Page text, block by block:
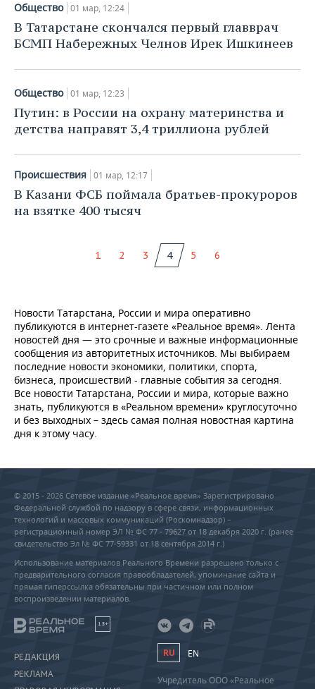
Общество 01 мар, 12:24
В Татарстане скончался первый главврач
БСМП Набережных Челнов Ирек Ишкинеев
Общество 01 мар, 12:23
Путин: в России на охрану материнства и
детства направят 3,4 триллиона рублей
Происшествия 01 мар, 12:17
В Казани ФСБ поймала братьев-прокуроров
на взятке 400 тысяч
1 2 3 4 5 6
Новости Татарстана, России и мира оперативно
публикуются в интернет-газете «Реальное время». Лента
новостей дня — это срочные и важные информационные
сообщения из авторитетных источников. Мы выбираем
последние новости экономики, политики, спорта,
бизнеса, происшествий - главные события за сегодня.
Все новости Татарстана, России и мира, которые важно
знать, публикуются в «Реальном времени» круглосуточно
и без выходных – здесь самая полная новостная картина
дня к этому часу.
© 2015 - 2026 Сетевое издание «Реальное время» Зарегистрировано
Федеральной службой по надзору в сфере связи, информационных
технологий и массовых коммуникаций (Роскомнадзор) –
регистрационный номер ЭЛ № ФС 77 - 79627 от 18 декабря 2020 г. (ранее
свидетельство Эл № ФС 77-59331 от 18 сентября 2014 г.)
Использование материалов Реального Времени разрешено только с
предварительного согласия правообладателей, упоминание сайта и
прямая гиперссылка обязательны при частичном или полном
воспроизведении материалов.
18+
РЕДАКЦИЯ
РЕКЛАМА
RU EN
Учредитель ООО «Реальное